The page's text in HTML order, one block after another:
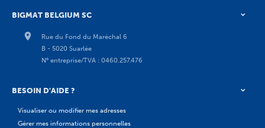
BIGMAT BELGIUM SC
Rue du Fond du Maréchal 6
B - 5020 Suarlée
N° entreprise/TVA : 0460.257.476
BESOIN D'AIDE ?
Visualiser ou modifier mes adresses
Gérer mes informations personnelles